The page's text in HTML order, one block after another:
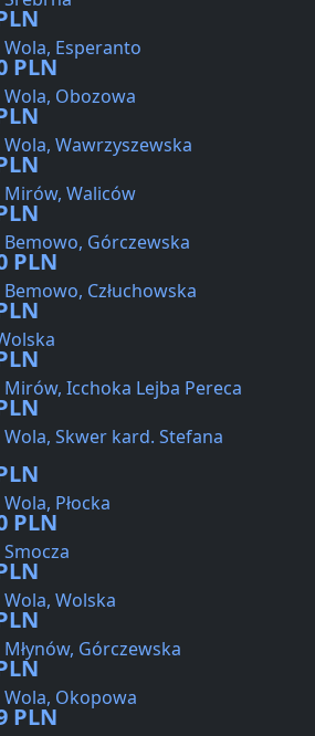
Esperanto
PLN
Obozowa
Wawrzyszewska
Waliców
Górczewska
PLN
Człuchowska
Icchoka Lejba Pereca
Skwer kard. Stefana
Płocka
PLN
Wolska
Górczewska
Okopowa
PLN